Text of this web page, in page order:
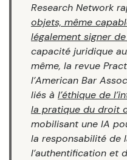
Research Network
objets, même
légalement signer
capacité juridique
même, la revue
l’American Bar
liés à l’éthique de
la pratique du droit
mobilisant une IA
la responsabilité de
l’authentification et